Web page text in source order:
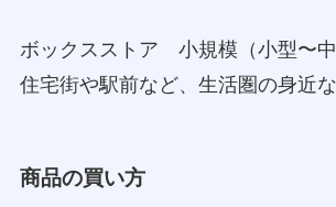
ボックスストア 小規模（小型〜中
住宅街や駅前など、生活圏の身近
商品の買い方